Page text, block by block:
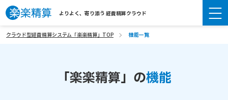
よりよく、寄り添う 経費精算クラウド
クラウド型経費精算システム「楽楽精算」TOP 機能一覧
「楽楽精算」の機能